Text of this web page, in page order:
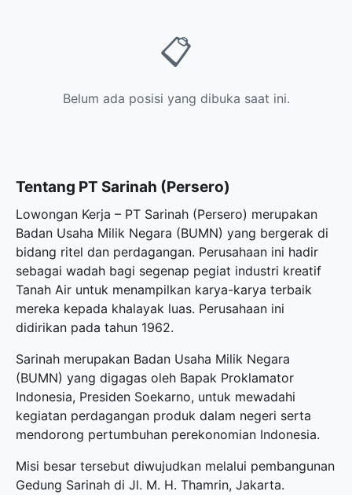
📋
Belum ada posisi yang dibuka saat ini.
Tentang PT Sarinah (Persero)
Lowongan Kerja – PT Sarinah (Persero) merupakan
Badan Usaha Milik Negara (BUMN) yang bergerak di
bidang ritel dan perdagangan. Perusahaan ini hadir
sebagai wadah bagi segenap pegiat industri kreatif
Tanah Air untuk menampilkan karya-karya terbaik
mereka kepada khalayak luas. Perusahaan ini
didirikan pada tahun 1962.
Sarinah merupakan Badan Usaha Milik Negara
(BUMN) yang digagas oleh Bapak Proklamator
Indonesia, Presiden Soekarno, untuk mewadahi
kegiatan perdagangan produk dalam negeri serta
mendorong pertumbuhan perekonomian Indonesia.
Misi besar tersebut diwujudkan melalui pembangunan
Gedung Sarinah di Jl. M. H. Thamrin, Jakarta.